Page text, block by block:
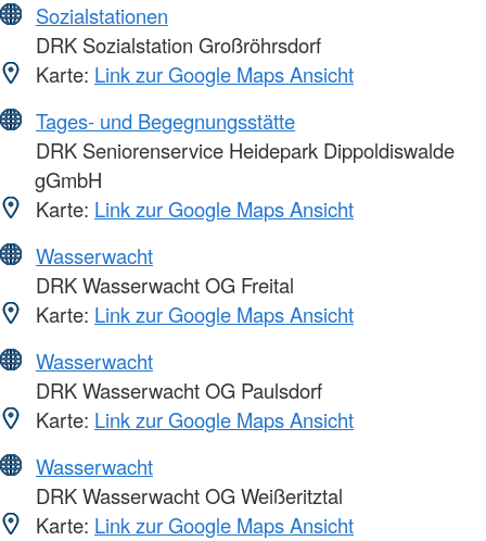
Sozialstationen
DRK Sozialstation Großröhrsdorf
Karte: Link zur Google Maps Ansicht
Tages- und Begegnungsstätte
DRK Seniorenservice Heidepark Dippoldiswalde
gGmbH
Karte: Link zur Google Maps Ansicht
Wasserwacht
DRK Wasserwacht OG Freital
Karte: Link zur Google Maps Ansicht
Wasserwacht
DRK Wasserwacht OG Paulsdorf
Karte: Link zur Google Maps Ansicht
Wasserwacht
DRK Wasserwacht OG Weißeritztal
Karte: Link zur Google Maps Ansicht